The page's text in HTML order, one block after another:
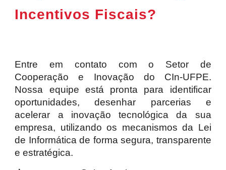
Incentivos Fiscais?
Entre em contato com o Setor de
Cooperação e Inovação do CIn-UFPE.
Nossa equipe está pronta para identificar
oportunidades, desenhar parcerias e
acelerar a inovação tecnológica da sua
empresa, utilizando os mecanismos da Lei
de Informática de forma segura, transparente
e estratégica.